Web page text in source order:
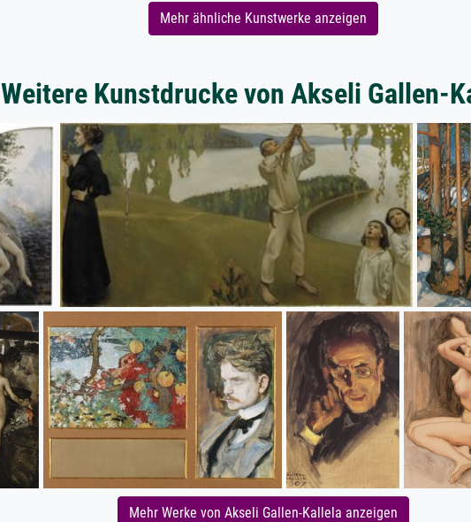
Mehr ähnliche Kunstwerke anzeigen
Weitere Kunstdrucke von Akseli Gallen-
Mehr Werke von Akseli Gallen-Kallela anzeigen